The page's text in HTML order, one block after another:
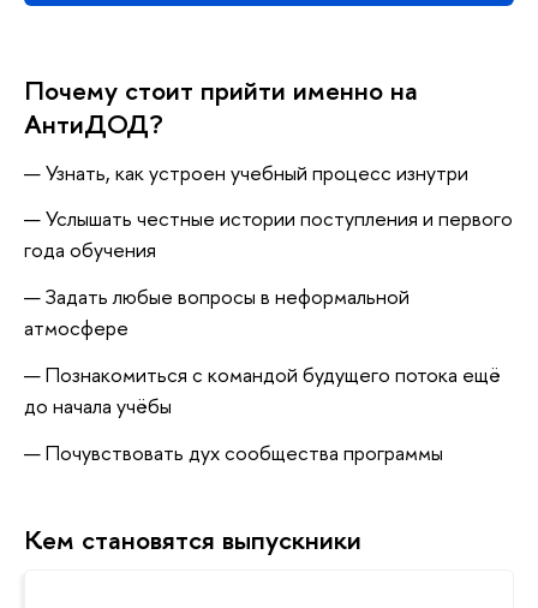
Почему стоит прийти именно на
АнтиДОД?
Узнать, как устроен учебный процесс изнутри
Услышать честные истории поступления и первого
ода обучения
Задать любые вопросы в неформальной
атмосфере
Познакомиться с командой будущего потока ещё
до начала учёбы
Почувствовать дух сообщества программы
Кем становятся выпускники